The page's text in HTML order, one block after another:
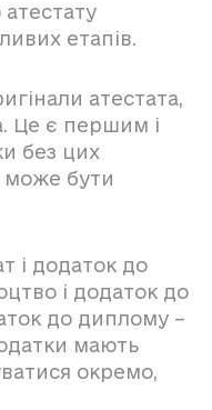
етапів.
атестата,
Це є першим і
без цих
може бути
і додаток до
і додаток до
до диплому –
мають
окремо,